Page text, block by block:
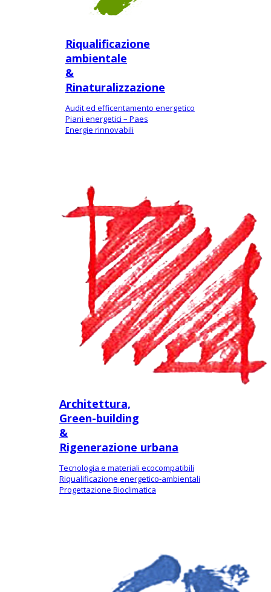
Riqualificazione
ambientale
&
Rinaturalizzazione
Audit ed efficentamento energetico
Piani energetici – Paes
Energie rinnovabili
Architettura,
Green-building
&
Rigenerazione urbana
Tecnologia e materiali ecocompatibili
Riqualificazione energetico-ambientali
Progettazione Bioclimatica